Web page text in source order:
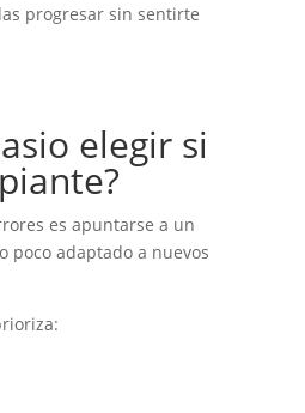
progresar sin sentirte
elegir si
es apuntarse a un
poco adaptado a nuevos